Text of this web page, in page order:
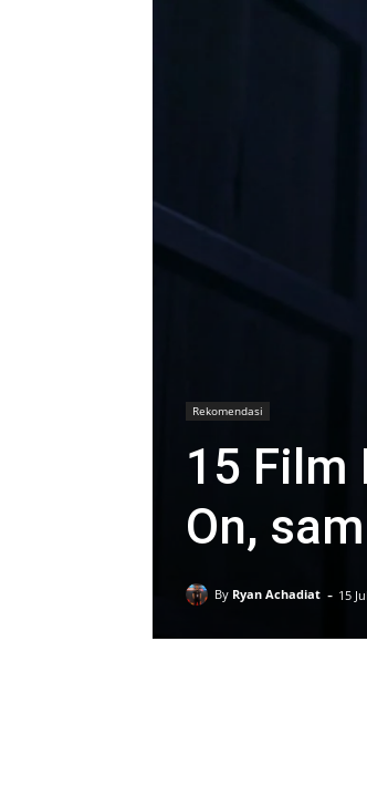
Rekomendasi
15 Film
On,
By Ryan Achadiat - 15